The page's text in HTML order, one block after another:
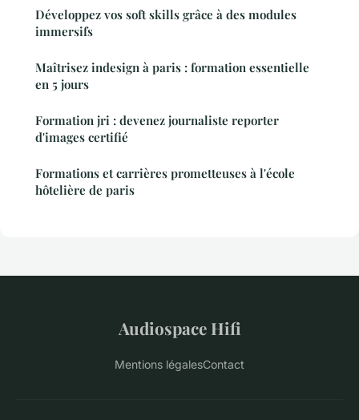
Développez vos soft skills grâce à des modules
immersifs
Maîtrisez indesign à paris : formation essentielle
en 5 jours
Formation jri : devenez journaliste reporter
d'images certifié
Formations et carrières prometteuses à l'école
hôtelière de paris
Audiospace Hifi
Mentions légalesContact